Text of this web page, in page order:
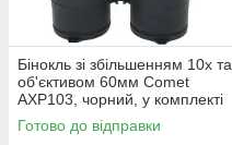
Бінокль зі збільшенням 10x та
об'єктивом 60мм Comet
AXP103, чорний, у комплекті
з футляром GoodPlace -
worry-free-shopping-
Готово до відправки